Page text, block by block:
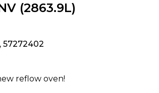
(2863.9L)
57272402
reflow oven!